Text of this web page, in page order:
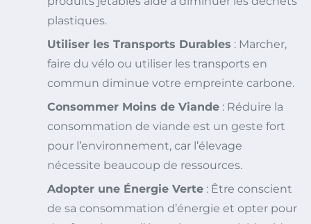
plastiques.
Utiliser les Transports Durables : Marcher,
faire du vélo ou utiliser les transports en
commun diminue votre empreinte carbone.
Consommer Moins de Viande : Réduire la
consommation de viande est un geste fort
pour l’environnement, car l’élevage
nécessite beaucoup de ressources.
Adopter une Énergie Verte : Être conscient
de sa consommation d’énergie et opter pour